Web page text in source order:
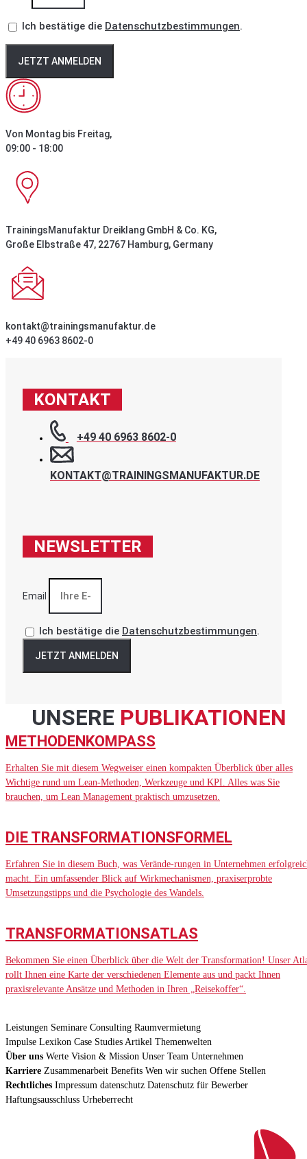
Ich bestätige die Datenschutzbestimmungen.
JETZT ANMELDEN
Von Montag bis Freitag,
09:00 - 18:00
TrainingsManufaktur Dreiklang GmbH & Co. KG,
Große Elbstraße 47, 22767 Hamburg, Germany
kontakt@trainingsmanufaktur.de
+49 40 6963 8602-0
KONTAKT
+49 40 6963 8602-0
KONTAKT@TRAININGSMANUFAKTUR.DE
NEWSLETTER
Email
Ich bestätige die Datenschutzbestimmungen.
JETZT ANMELDEN
UNSERE PUBLIKATIONEN
METHODENKOMPASS
Erhalten Sie mit diesem Wegweiser einen kompakten Überblick über alles
Wichtige rund um Lean-Methoden, Werkzeuge und KPI. Alles was Sie
brauchen, um Lean Management praktisch umzusetzen.
DIE TRANSFORMATIONSFORMEL
Erfahren Sie in diesem Buch, was Verände-rungen in Unternehmen
macht. Ein umfassender Blick auf Wirkmechanismen, praxiserprobte
Umsetzungstipps und die Psychologie des Wandels.
TRANSFORMATIONSATLAS
Bekommen Sie einen Überblick über die Welt der Transformation! Unser
rollt Ihnen eine Karte der verschiedenen Elemente aus und packt Ihnen
praxisrelevante Ansätze und Methoden in Ihren „Reisekoffer“.
Leistungen Seminare Consulting Raumvermietung
Impulse Lexikon Case Studies Artikel Themenwelten
Über uns Werte Vision & Mission Unser Team Unternehmen
Karriere Zusammenarbeit Benefits Wen wir suchen Offene Stellen
Rechtliches Impressum datenschutz Datenschutz für Bewerber
Haftungsausschluss Urheberrecht